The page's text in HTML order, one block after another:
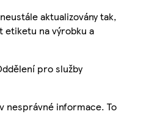
aktualizovány tak,
etiketu na výrobku a
pro služby
nesprávné informace. To